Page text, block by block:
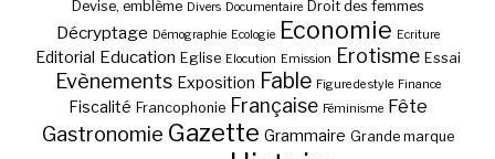
Devise, emblème Divers Documentaire Droit des femmes
Décryptage Démographie Ecologie Economie Ecriture
Editorial Education Eglise Elocution Emission Erotisme Essai
Evènements Exposition Fable Figure de style Finance
Fiscalité Francophonie Française Féminisme Fête
Gastronomie Gazette Grammaire Grande marque